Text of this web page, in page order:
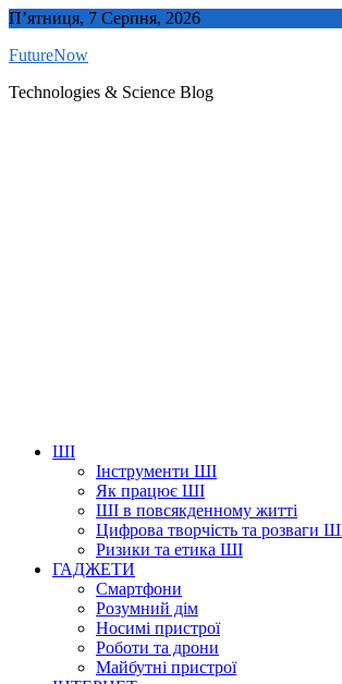
Skip
content
П’ятниця, 7 Серпня, 2026
FutureNow
Technologies & Science Blog
ШІ
Інструменти ШІ
Як працює ШІ
ШІ в повсякденному житті
Цифрова творчість та розваги
Ризики та етика ШІ
ГАДЖЕТИ
Смартфони
Розумний дім
Носимі пристрої
Роботи та дрони
Майбутні пристрої